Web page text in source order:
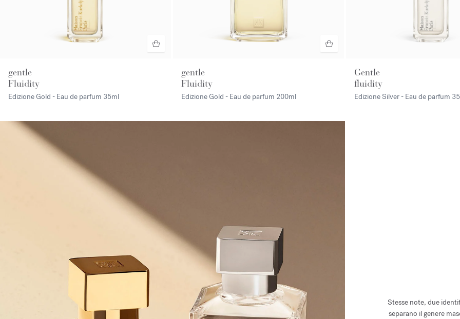
gentle
Fluidity
Edizione Gold - Eau de parfum 35ml
gentle
Fluidity
Edizione Gold - Eau de parfum 200ml
Gentle
fluidity
Edizione Silver - Eau de parfum
Stesse note, due
separano il genere